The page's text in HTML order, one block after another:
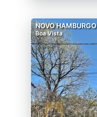
NOVO HAMBURGO
Boa Vista